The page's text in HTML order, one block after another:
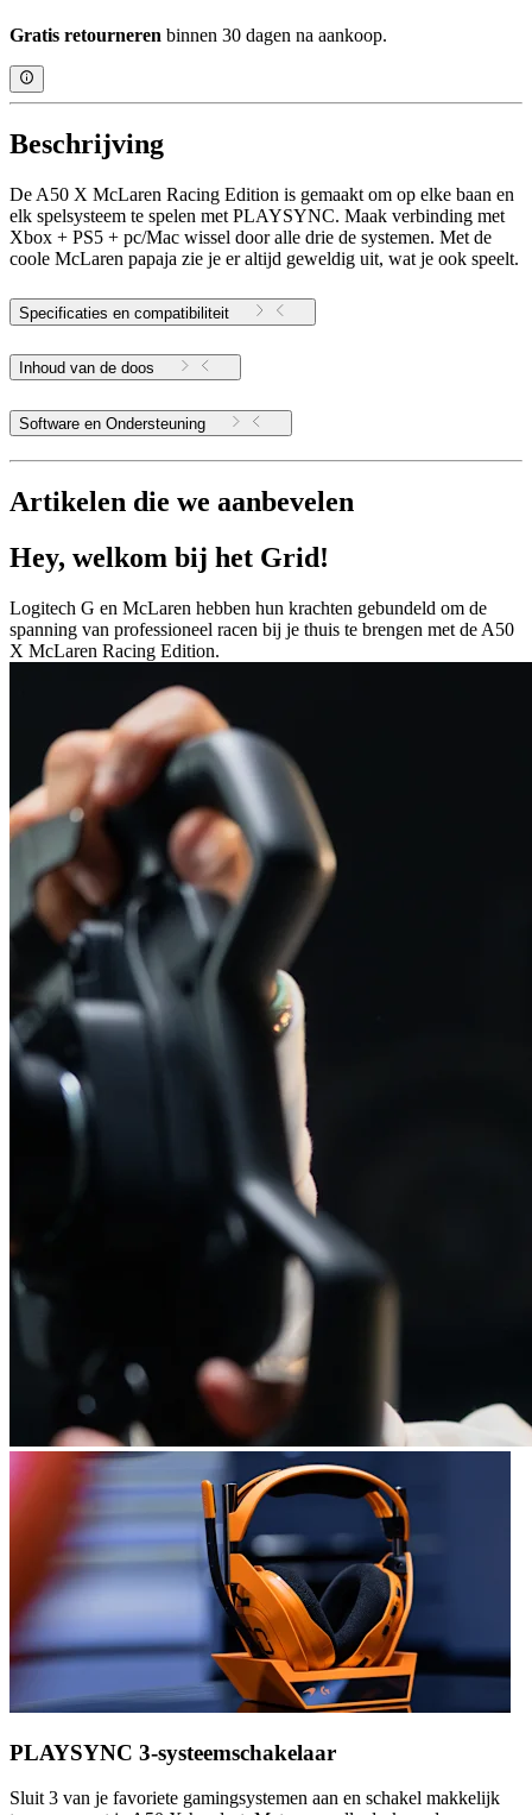
Gratis retourneren binnen 30 dagen na aankoop.
Beschrijving
De A50 X McLaren Racing Edition is gemaakt om op elke baan en
elk spelsysteem te spelen met PLAYSYNC. Maak verbinding met
Xbox + PS5 + pc/Mac wissel door alle drie de systemen. Met de
coole McLaren papaja zie je er altijd geweldig uit, wat je ook speelt.
Specificaties en compatibiliteit
Inhoud van de doos
Software en Ondersteuning
Artikelen die we aanbevelen
Hey, welkom bij het Grid!
Logitech G en McLaren hebben hun krachten gebundeld om de
spanning van professioneel racen bij je thuis te brengen met de A50
X McLaren Racing Edition.
PLAYSYNC 3-systeemschakelaar
Sluit 3 van je favoriete gamingsystemen aan en schakel makkelijk